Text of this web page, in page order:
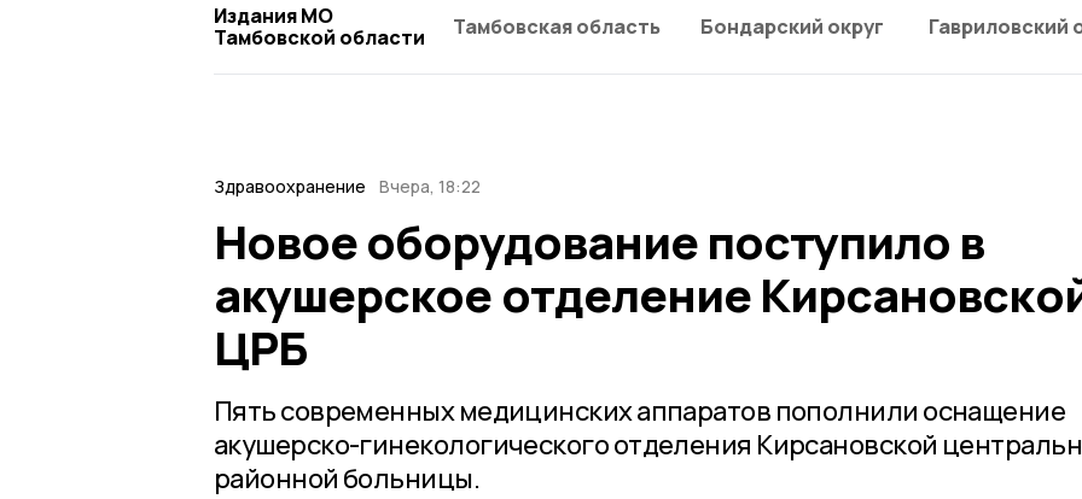
Издания МО
Тамбовской области
Тамбовская область Бондарский округ Гавриловский
Здравоохранение Вчера, 18:22
Новое оборудование поступило в
акушерское отделение
ЦРБ
Пять современных медицинских аппаратов пополнили оснащение
акушерско-гинекологического отделения Кирсановской
районной больницы.